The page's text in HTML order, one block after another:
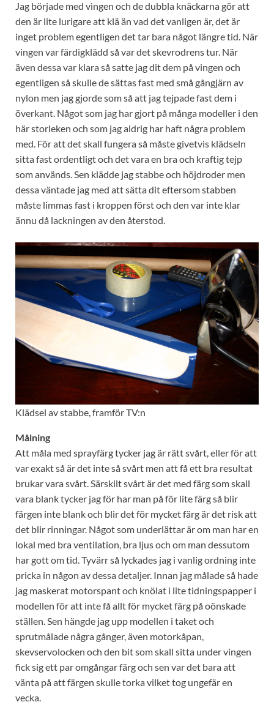
Jag började med vingen och de dubbla knäckarna gör att
den är lite lurigare att klä än vad det vanligen är, det är
inget problem egentligen det tar bara något längre tid. När
vingen var färdigklädd så var det skevrodrens tur. När
även dessa var klara så satte jag dit dem på vingen och
egentligen så skulle de sättas fast med små gångjärn av
nylon men jag gjorde som så att jag tejpade fast dem i
överkant. Något som jag har gjort på många modeller i den
här storleken och som jag aldrig har haft några problem
med. För att det skall fungera så måste givetvis klädseln
sitta fast ordentligt och det vara en bra och kraftig tejp
som används. Sen klädde jag stabbe och höjdroder men
dessa väntade jag med att sätta dit eftersom stabben
måste limmas fast i kroppen först och den var inte klar
ännu då lackningen av den återstod.
Klädsel av stabbe, framför TV:n
Målning
Att måla med sprayfärg tycker jag är rätt svårt, eller för att
var exakt så är det inte så svårt men att få ett bra resultat
brukar vara svårt. Särskilt svårt är det med färg som skall
vara blank tycker jag för har man på för lite färg så blir
färgen inte blank och blir det för mycket färg är det risk att
det blir rinningar. Något som underlättar är om man har en
lokal med bra ventilation, bra ljus och om man dessutom
har gott om tid. Tyvärr så lyckades jag i vanlig ordning inte
pricka in någon av dessa detaljer. Innan jag målade så hade
jag maskerat motorspant och knölat i lite tidningspapper i
modellen för att inte få allt för mycket färg på oönskade
ställen. Sen hängde jag upp modellen i taket och
sprutmålade några gånger, även motorkåpan,
skevservolocken och den bit som skall sitta under vingen
fick sig ett par omgångar färg och sen var det bara att
vänta på att färgen skulle torka vilket tog ungefär en
vecka.